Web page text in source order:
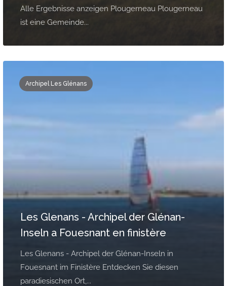
Alle Ergebnisse anzeigen Plougerneau Plougerneau
ist eine Gemeinde...
Archipel Les Glénans
Les Glenans - Archipel der Glénan-
Inseln a Fouesnant en finistère
Les Glenans - Archipel der Glénan-Inseln in
Fouesnant im Finistère Entdecken Sie diesen
paradiesischen Ort,...